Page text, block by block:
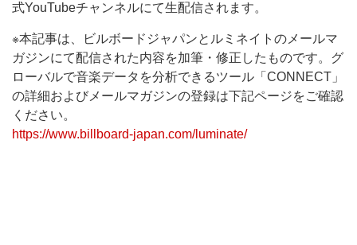
式YouTubeチャンネルにて生配信されます。
※本記事は、ビルボードジャパンとルミネイトのメールマ
ガジンにて配信された内容を加筆・修正したものです。グ
ローバルで音楽データを分析できるツール「CONNECT」
の詳細およびメールマガジンの登録は下記ページをご確認
ください。
https://www.billboard-japan.com/luminate/